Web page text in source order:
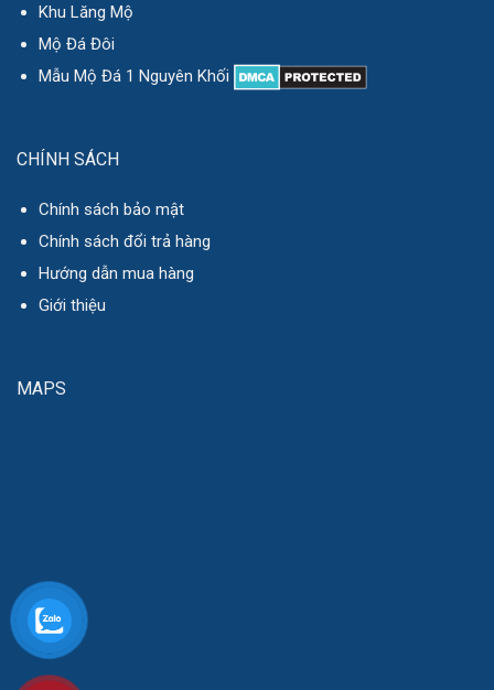
Khu Lăng Mộ
Mộ Đá Đôi
Mẫu Mộ Đá 1 Nguyên Khối
CHÍNH SÁCH
Chính sách bảo mật
Chính sách đổi trả hàng
Hướng dẫn mua hàng
Giới thiệu
MAPS